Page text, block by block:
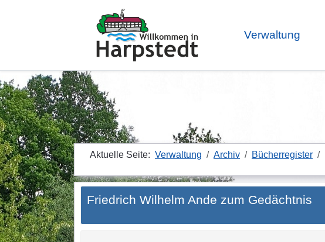
Verwaltung
Aktuelle Seite: Verwaltung Archiv Bücherregister
Friedrich Wilhelm Ande zum Gedächtnis